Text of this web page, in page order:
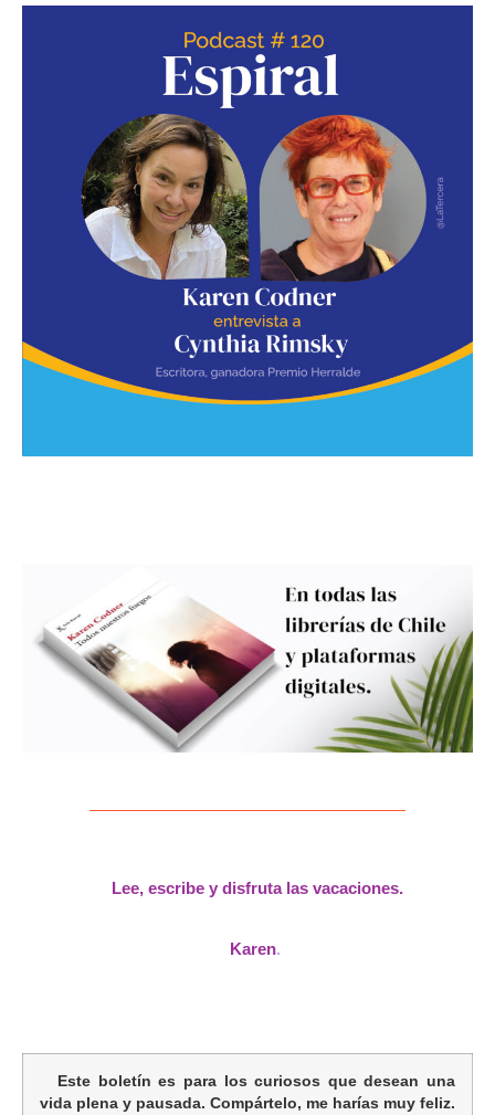
Lee, escribe y disfruta las vacaciones.
Karen.
Este boletín es para los curiosos que desean una
vida plena y pausada. Compártelo, me harías muy feliz.